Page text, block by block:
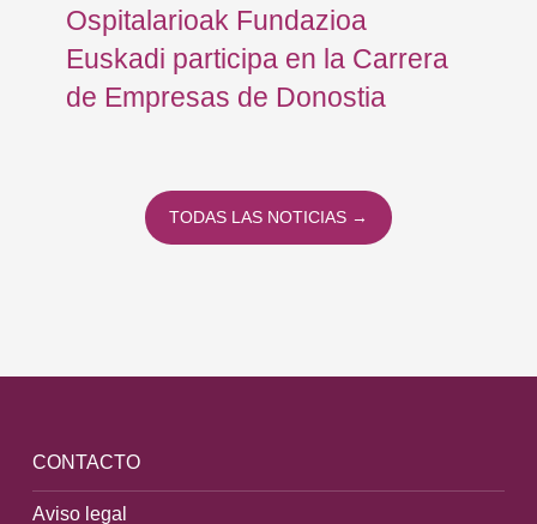
Ospitalarioak Fundazioa
Euskadi participa en la Carrera
de Empresas de Donostia
TODAS LAS NOTICIAS →
CONTACTO
Aviso legal